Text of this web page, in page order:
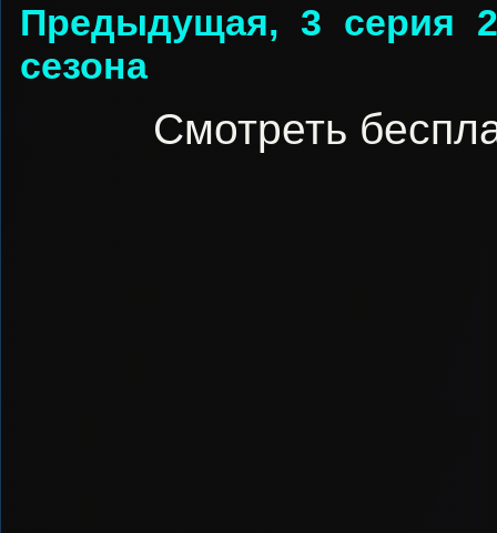
Предыдущая, 3 серия 2
сезона
Смотреть